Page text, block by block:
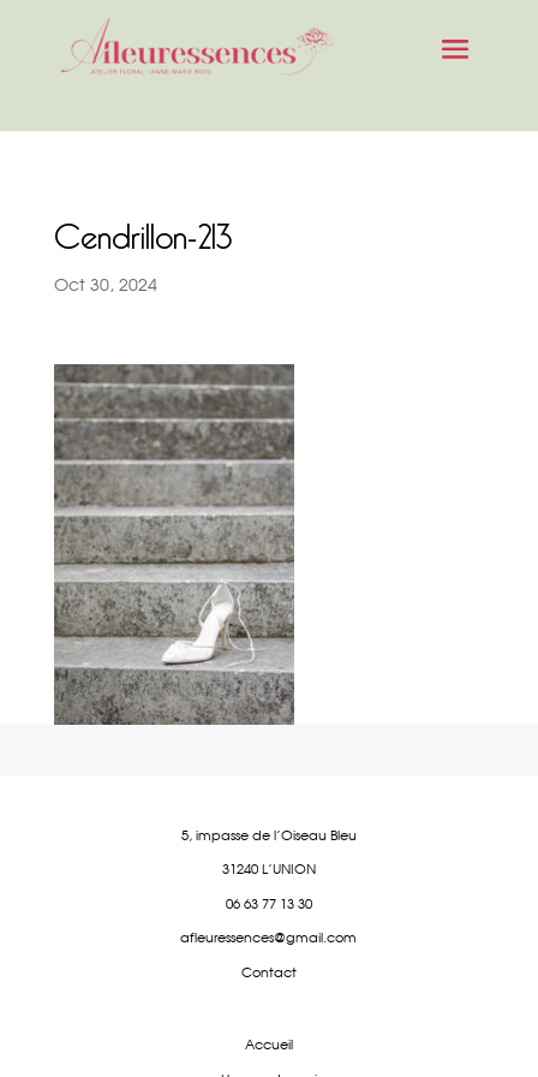
Cendrillon-213
Oct 30, 2024
5, impasse de l'Oiseau Bleu
31240 L'UNION
06 63 77 13 30
afleuressences@gmail.com
Contact
Accueil